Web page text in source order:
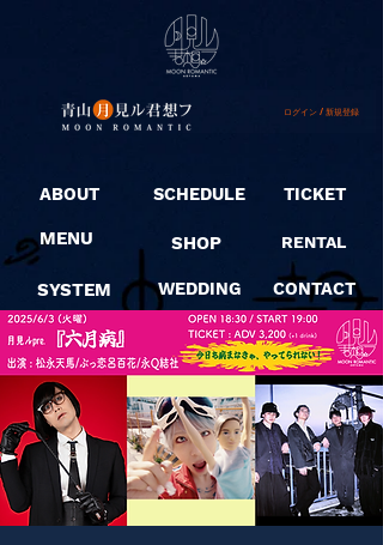
ログイン / 新規登録
ABOUT
MENU
SYSTEM
SCHEDULE
SHOP
WEDDING
TICKET
RENTAL
CONTACT